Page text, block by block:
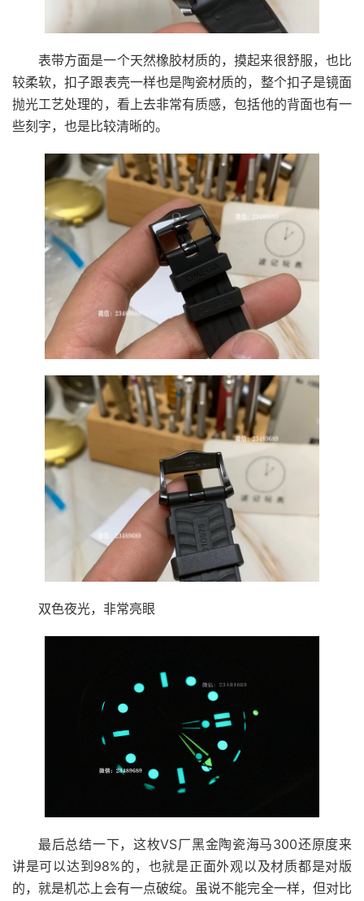
表带方面是一个天然橡胶材质的，摸起来很舒服，也比
较柔软，扣子跟表壳一样也是陶瓷材质的，整个扣子是镜面
抛光工艺处理的，看上去非常有质感，包括他的背面也有一
些刻字，也是比较清晰的。
双色夜光，非常亮眼
最后总结一下，这枚VS厂黑金陶瓷海马300还原度来
讲是可以达到98%的，也就是正面外观以及材质都是对版
的，就是机芯上会有一点破绽。虽说不能完全一样，但对比